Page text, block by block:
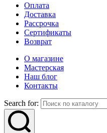
Оплата
Доставка
Рассрочка
Сертификаты
Возврат
О магазине
Мастерская
Наш блог
Контакты
Search for: